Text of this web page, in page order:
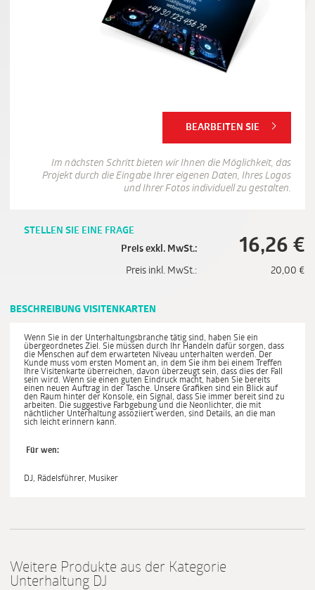
BEARBEITEN SIE
Im nächsten Schritt bieten wir Ihnen die Möglichkeit, das
Projekt durch die Eingabe Ihrer eigenen Daten, Ihres Logos
und Ihrer Fotos individuell zu gestalten.
STELLEN SIE EINE FRAGE
Preis exkl. MwSt.:
16,26 €
Preis inkl. MwSt.: 20,00 €
BESCHREIBUNG VISITENKARTEN
Wenn Sie in der Unterhaltungsbranche tätig sind, haben Sie ein
übergeordnetes Ziel. Sie müssen durch Ihr Handeln dafür sorgen, dass
die Menschen auf dem erwarteten Niveau unterhalten werden. Der
Kunde muss vom ersten Moment an, in dem Sie ihm bei einem Treffen
Ihre Visitenkarte überreichen, davon überzeugt sein, dass dies der Fall
sein wird. Wenn sie einen guten Eindruck macht, haben Sie bereits
einen neuen Auftrag in der Tasche. Unsere Grafiken sind ein Blick auf
den Raum hinter der Konsole, ein Signal, dass Sie immer bereit sind zu
arbeiten. Die suggestive Farbgebung und die Neonlichter, die mit
nächtlicher Unterhaltung assoziiert werden, sind Details, an die man
sich leicht erinnern kann.
Für wen:
DJ, Rädelsführer, Musiker
Weitere Produkte aus der Kategorie
Unterhaltung DJ